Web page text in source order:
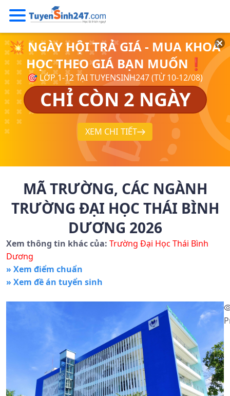
💥 NGÀY HỘI TRẢ GIÁ - MUA KHOÁ
HỌC THEO GIÁ BẠN MUỐN❗
🎯 LỚP 1-12 TẠI TUYENSINH247 (TỪ 10-12/08)
CHỈ CÒN 2 NGÀY
XEM CHI TIẾT
MÃ TRƯỜNG, CÁC NGÀNH
TRƯỜNG ĐẠI HỌC THÁI BÌNH
DƯƠNG 2026
Xem thông tin khác của: Trường Đại Học Thái Bình
Dương
» Xem điểm chuẩn
» Xem đề án tuyển sinh